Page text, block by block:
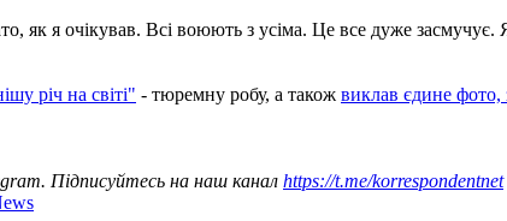
як я очікував. Всі воюють з усіма. Це все дуже
річ на світі" - тюремну робу, а також виклав єдине фото,
Підписуйтесь на наш канал https://t.me/korrespondentnet